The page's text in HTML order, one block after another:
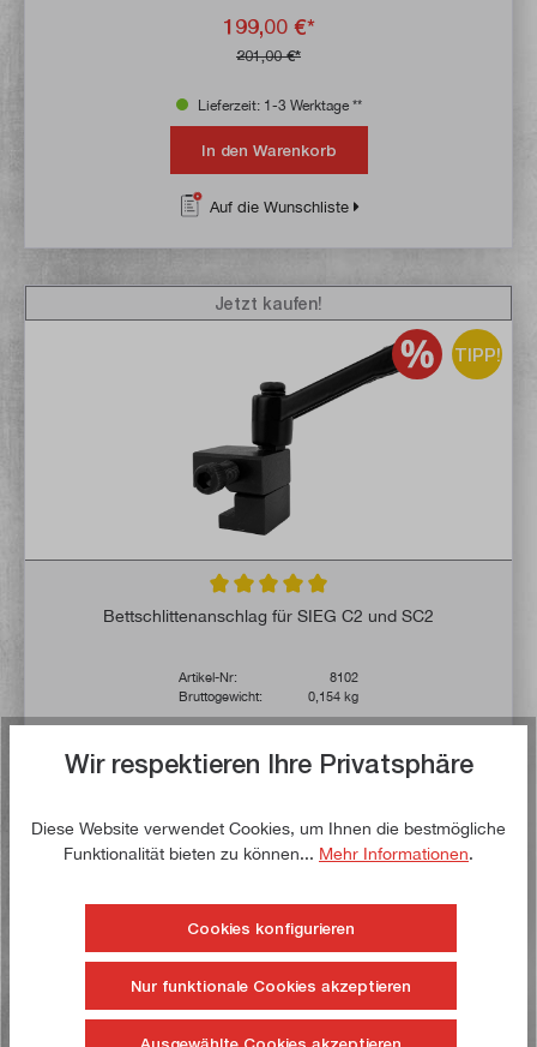
199,00 €*
201,00 €*
Lieferzeit: 1-3 Werktage **
In den Warenkorb
Auf die Wunschliste
TIPP!
Durchschnittliche Bewertung von 5 von 5
Bettschlittenanschlag für SIEG C2 und SC2
Artikel-Nr:
8102
Bruttogewicht:
0,154 kg
13,00 €*
16,00 €*
Jetzt kaufen!
In den Warenkorb
Jetzt kaufen!
Wir respektieren Ihre Privatsphäre
Diese Website verwendet Cookies, um Ihnen die bestmögliche
Funktionalität bieten zu können... Mehr Informationen.
Cookies konfigurieren
Nur funktionale Cookies akzeptieren